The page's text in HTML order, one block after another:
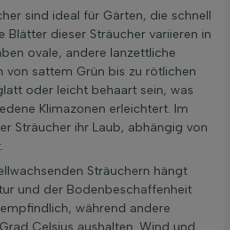
sind ideal für Gärten, die schnell
Blätter dieser Sträucher variieren in
ovale, andere lanzettliche
von sattem Grün bis zu rötlichen
oder leicht behaart sein, was
Klimazonen erleichtert. Im
Sträucher ihr Laub, abhängig von
Sträuchern hängt
und der Bodenbeschaffenheit
während andere
Celsius aushalten. Wind und